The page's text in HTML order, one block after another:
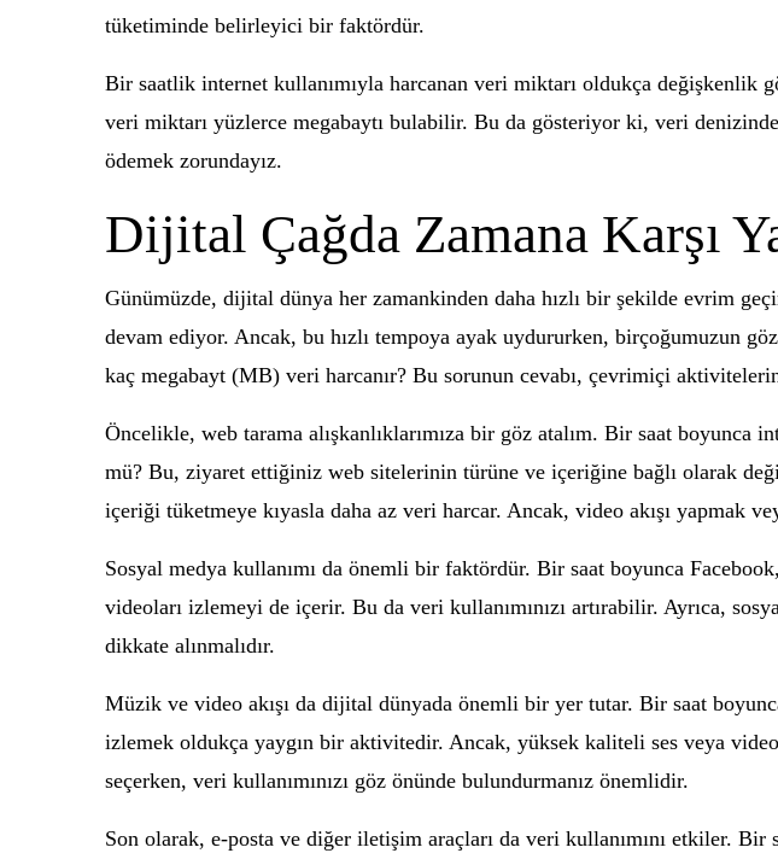
tüketiminde belirleyici bir faktördür.
Bir saatlik internet kullanımıyla harcanan veri miktarı oldukça değişkenlik
veri miktarı yüzlerce megabaytı bulabilir. Bu da gösteriyor ki, veri
ödemek zorundayız.
Dijital Çağda Zamana Karşı
Günümüzde, dijital dünya her zamankinden daha hızlı bir şekilde evrim
devam ediyor. Ancak, bu hızlı tempoya ayak uydururken, birçoğumuzun
kaç megabayt (MB) veri harcanır? Bu sorunun cevabı, çevrimiçi
Öncelikle, web tarama alışkanlıklarımıza bir göz atalım. Bir saat boyunca
mü? Bu, ziyaret ettiğiniz web sitelerinin türüne ve içeriğine bağlı olarak
içeriği tüketmeye kıyasla daha az veri harcar. Ancak, video akışı yapmak
Sosyal medya kullanımı da önemli bir faktördür. Bir saat boyunca
videoları izlemeyi de içerir. Bu da veri kullanımınızı artırabilir. Ayrıca,
dikkate alınmalıdır.
Müzik ve video akışı da dijital dünyada önemli bir yer tutar. Bir saat
izlemek oldukça yaygın bir aktivitedir. Ancak, yüksek kaliteli ses veya
seçerken, veri kullanımınızı göz önünde bulundurmanız önemlidir.
Son olarak, e-posta ve diğer iletişim araçları da veri kullanımını etkiler.